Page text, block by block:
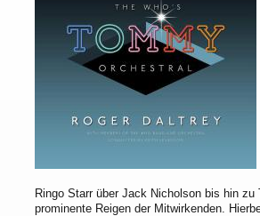
Ringo Starr über Jack Nicholson bis hin
prominente Reigen der Mitwirkenden.